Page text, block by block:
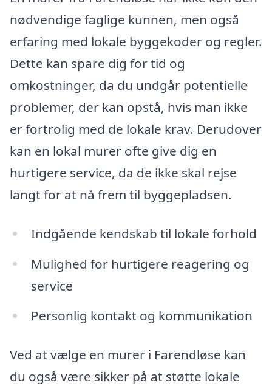
nødvendige faglige kunnen, men også
erfaring med lokale byggekoder og regler.
Dette kan spare dig for tid og
omkostninger, da du undgår potentielle
problemer, der kan opstå, hvis man ikke
er fortrolig med de lokale krav. Derudover
kan en lokal murer ofte give dig en
hurtigere service, da de ikke skal rejse
langt for at nå frem til byggepladsen.
Indgående kendskab til lokale forhold
Mulighed for hurtigere reagering og
service
Personlig kontakt og kommunikation
Ved at vælge en murer i Farendløse kan
du også være sikker på at støtte lokale